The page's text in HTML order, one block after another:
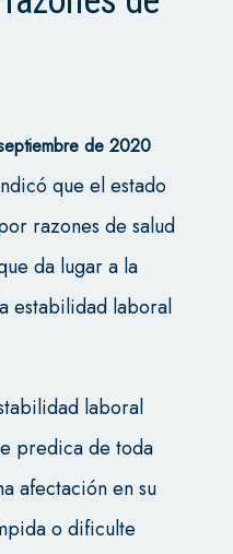
de 2020
que el estado
razones de salud
da lugar a la
estabilidad laboral
laboral
predica de toda
afectación en su
o dificulte